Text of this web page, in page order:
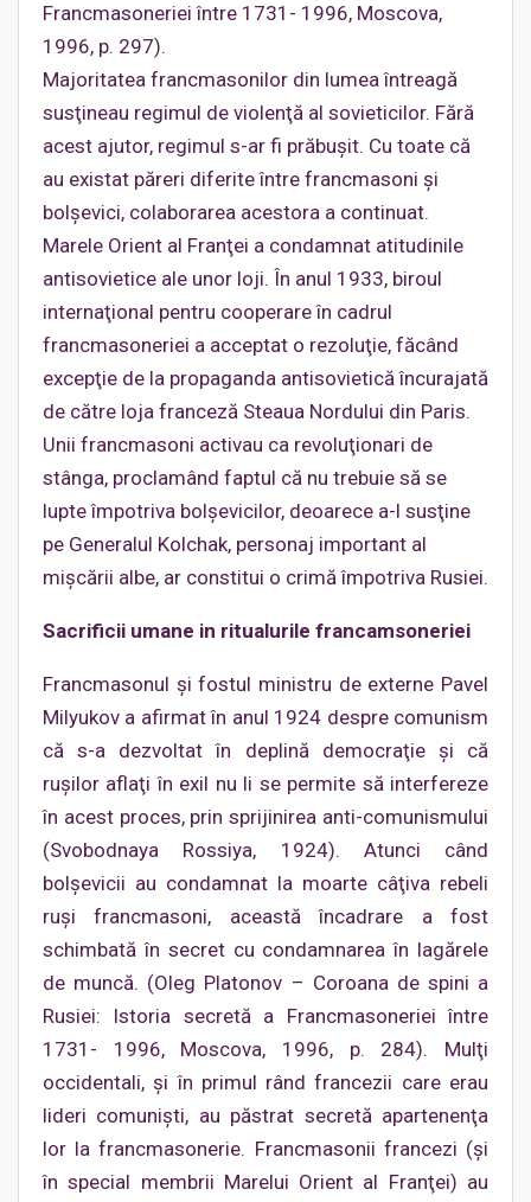
Francmasoneriei între 1731- 1996, Moscova,
1996, p. 297).
Majoritatea francmasonilor din lumea întreagă
susţineau regimul de violenţă al sovieticilor. Fără
acest ajutor, regimul s-ar fi prăbuşit. Cu toate că
au existat păreri diferite între francmasoni şi
bolşevici, colaborarea acestora a continuat.
Marele Orient al Franţei a condamnat atitudinile
antisovietice ale unor loji. În anul 1933, biroul
internaţional pentru cooperare în cadrul
francmasoneriei a acceptat o rezoluţie, făcând
excepţie de la propaganda antisovietică încurajată
de către loja franceză Steaua Nordului din Paris.
Unii francmasoni activau ca revoluţionari de
stânga, proclamând faptul că nu trebuie să se
lupte împotriva bolşevicilor, deoarece a-l susţine
pe Generalul Kolchak, personaj important al
mişcării albe, ar constitui o crimă împotriva Rusiei.
Sacrificii umane in ritualurile francamsoneriei
Francmasonul şi fostul ministru de externe Pavel
Milyukov a afirmat în anul 1924 despre comunism
că s-a dezvoltat în deplină democraţie şi că
ruşilor aflaţi în exil nu li se permite să interfereze
în acest proces, prin sprijinirea anti-comunismului
(Svobodnaya Rossiya, 1924). Atunci când
bolşevicii au condamnat la moarte câţiva rebeli
ruşi francmasoni, această încadrare a fost
schimbată în secret cu condamnarea în lagărele
de muncă. (Oleg Platonov – Coroana de spini a
Rusiei: Istoria secretă a Francmasoneriei între
1731- 1996, Moscova, 1996, p. 284). Mulţi
occidentali, şi în primul rând francezii care erau
lideri comunişti, au păstrat secretă apartenenţa
lor la francmasonerie. Francmasonii francezi (şi
în special membrii Marelui Orient al Franţei) au